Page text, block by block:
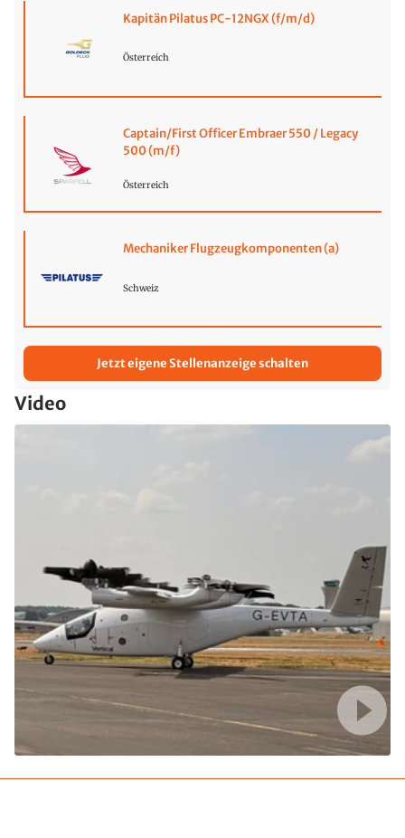
Kapitän Pilatus PC-12NGX (f/m/d)
Österreich
Captain/First Officer Embraer 550 / Legacy
500 (m/f)
Österreich
Mechaniker Flugzeugkomponenten (a)
Schweiz
Jetzt eigene Stellenanzeige schalten
Video